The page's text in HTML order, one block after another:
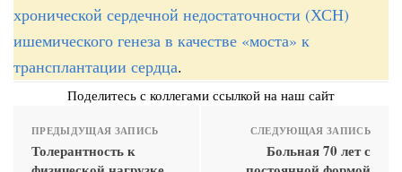
хронической сердечной недостаточности (ХСН)
ишемического генеза в качестве «моста» к
трансплантации сердца.
Поделитесь с коллегами ссылкой на наш сайт
ПРЕДЫДУЩАЯ ЗАПИСЬ
Толерантность к
СЛЕДУЮЩАЯ ЗАПИСЬ
Больная 70 лет с